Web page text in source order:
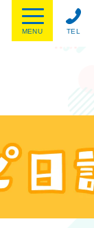
TEL
MENU